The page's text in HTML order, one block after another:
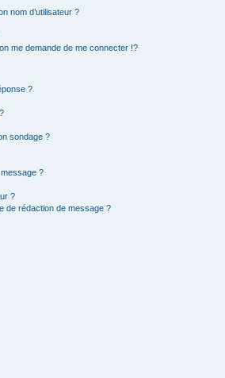
nom d’utilisateur ?
me demande de me connecter !?
?
sondage ?
?
?
de rédaction de message ?